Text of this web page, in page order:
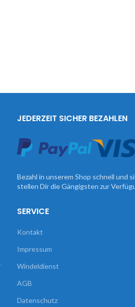
JEDERZEIT SICHER BEZAHLEN
Bezahl in unserem Shop schnell und
stellen Dir die Gängigsten zur
SERVICE
Kontakt
Impressum
Windeldienst
AGB
Datenschutz